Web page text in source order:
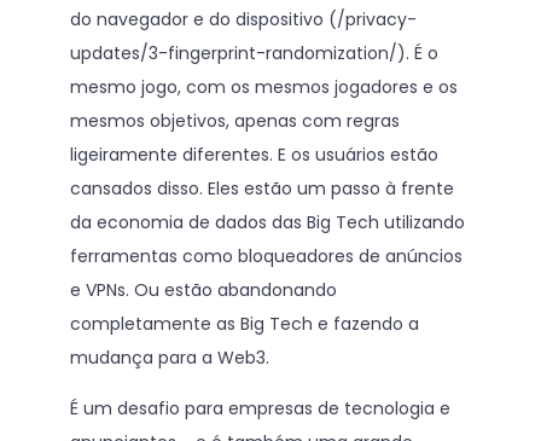
do navegador e do dispositivo (/privacy-
updates/3-fingerprint-randomization/). É o
mesmo jogo, com os mesmos jogadores e os
mesmos objetivos, apenas com regras
ligeiramente diferentes. E os usuários estão
cansados disso. Eles estão um passo à frente
da economia de dados das Big Tech utilizando
ferramentas como bloqueadores de anúncios
e VPNs. Ou estão abandonando
completamente as Big Tech e fazendo a
mudança para a Web3.
É um desafio para empresas de tecnologia e